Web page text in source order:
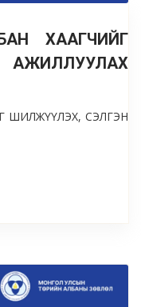
ХААГЧИЙГ
АЖИЛЛУУЛАХ
ШИЛЖҮҮЛЭХ, СЭЛГЭН